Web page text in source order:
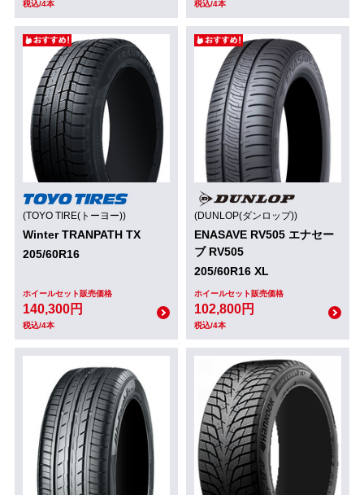
税込/4本 税込/4本
(TOYO TIRE(トーヨー))
Winter TRANPATH TX
205/60R16
ホイールセット販売価格
140,300円
税込/4本
(DUNLOP(ダンロップ))
ENASAVE RV505 エナセー
ブ RV505
205/60R16 XL
ホイールセット販売価格
102,800円
税込/4本